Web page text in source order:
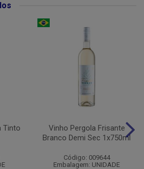
Tinto
Vinho Pergola Frisante
Branco Demi Sec 1x750ml
Código: 009644
Embalagem: UNIDADE